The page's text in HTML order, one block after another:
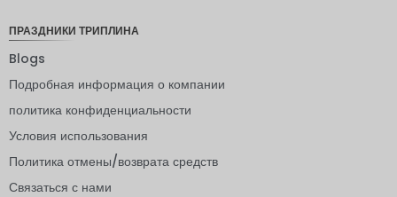
ЙЕНА
евро
ая
ПРАЗДНИКИ ТРИПЛИНА
Blogs
Подробная информация о компании
политика конфиденциальности
Условия использования
Политика отмены/возврата средств
Связаться с нами